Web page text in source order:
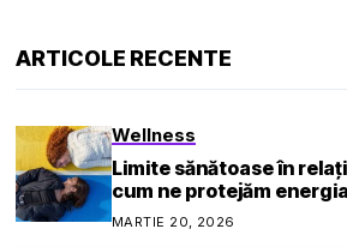
ARTICOLE RECENTE
Wellness
Limite sănătoase în
cum ne protejăm
viața socială și
MARTIE 20, 2026